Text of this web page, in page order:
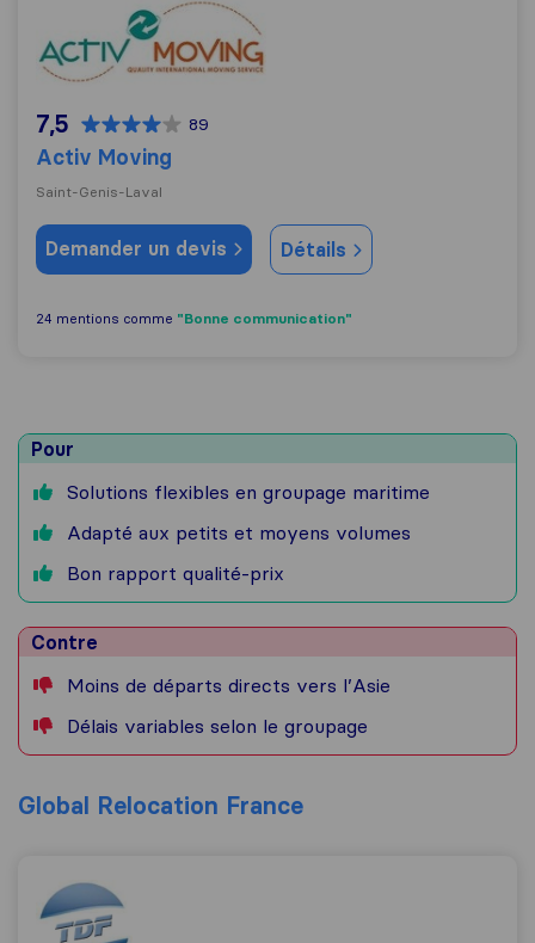
Activ Moving
7,5 89
Activ Moving
Saint-Genis-Laval
Demander un devis Détails
24 mentions comme "Bonne communication"
Pour
Solutions flexibles en groupage maritime
Adapté aux petits et moyens volumes
Bon rapport qualité-prix
Contre
Moins de départs directs vers l’Asie
Délais variables selon le groupage
Global Relocation France
Global Relocation France